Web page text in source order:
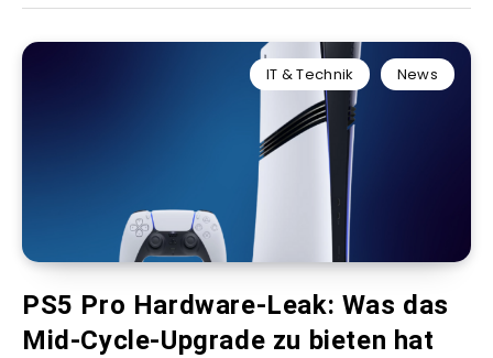
IT & Technik News
PS5 Pro Hardware-Leak: Was das
Mid-Cycle-Upgrade zu bieten hat